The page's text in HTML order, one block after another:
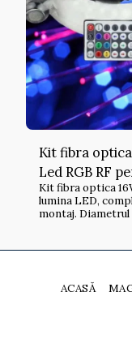
Kit fibra optica
Led RGB RF
tavan instelat
Kit fibra optica
lumina LED, complet si pregatit de
montaj. Diametrul
posibile pentru
functie de
ACASĂ